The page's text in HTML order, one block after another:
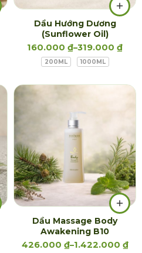
Dầu Hướng Dương
(Sunflower Oil)
160.000 ₫–319.000 ₫
200ML 1000ML
Dầu Massage Body
Awakening B10
426.000 ₫–1.422.000 ₫